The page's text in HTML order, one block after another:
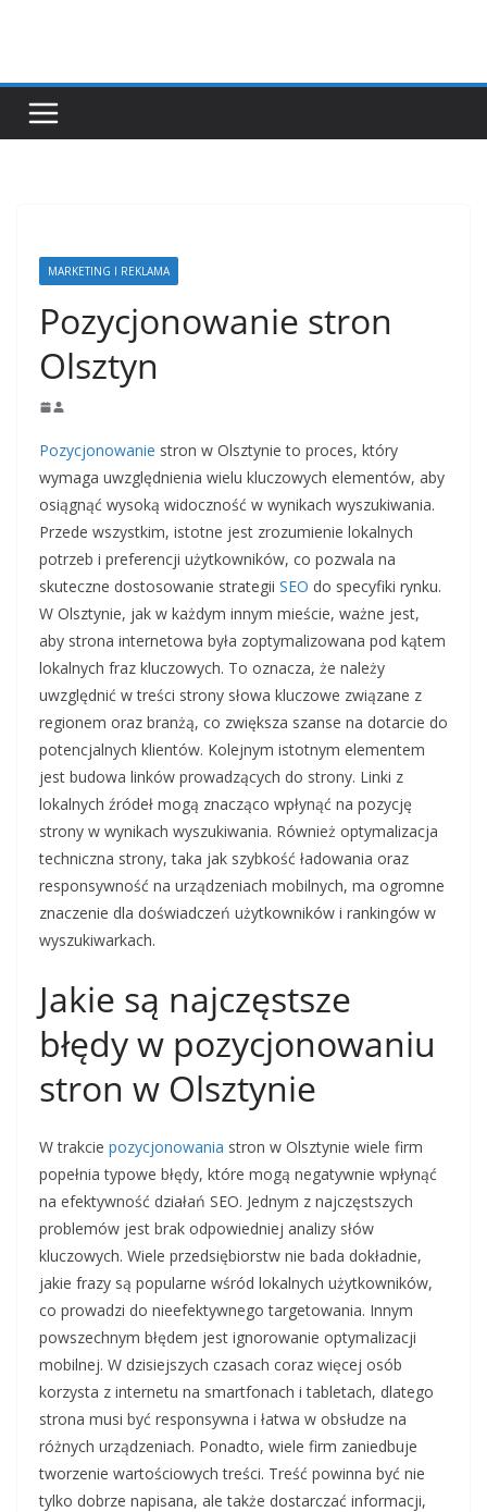
MARKETING I REKLAMA
Pozycjonowanie stron
Olsztyn
Pozycjonowanie stron w Olsztynie to proces, który
wymaga uwzględnienia wielu kluczowych elementów, aby
osiągnąć wysoką widoczność w wynikach wyszukiwania.
Przede wszystkim, istotne jest zrozumienie lokalnych
potrzeb i preferencji użytkowników, co pozwala na
skuteczne dostosowanie strategii SEO do specyfiki rynku.
W Olsztynie, jak w każdym innym mieście, ważne jest,
aby strona internetowa była zoptymalizowana pod kątem
lokalnych fraz kluczowych. To oznacza, że należy
uwzględnić w treści strony słowa kluczowe związane z
regionem oraz branżą, co zwiększa szanse na dotarcie do
potencjalnych klientów. Kolejnym istotnym elementem
jest budowa linków prowadzących do strony. Linki z
lokalnych źródeł mogą znacząco wpłynąć na pozycję
strony w wynikach wyszukiwania. Również optymalizacja
techniczna strony, taka jak szybkość ładowania oraz
responsywność na urządzeniach mobilnych, ma ogromne
znaczenie dla doświadczeń użytkowników i rankingów w
wyszukiwarkach.
Jakie są najczęstsze
błędy w pozycjonowaniu
stron w Olsztynie
W trakcie pozycjonowania stron w Olsztynie wiele firm
popełnia typowe błędy, które mogą negatywnie wpłynąć
na efektywność działań SEO. Jednym z najczęstszych
problemów jest brak odpowiedniej analizy słów
kluczowych. Wiele przedsiębiorstw nie bada dokładnie,
jakie frazy są popularne wśród lokalnych użytkowników,
co prowadzi do nieefektywnego targetowania. Innym
powszechnym błędem jest ignorowanie optymalizacji
mobilnej. W dzisiejszych czasach coraz więcej osób
korzysta z internetu na smartfonach i tabletach, dlatego
strona musi być responsywna i łatwa w obsłudze na
różnych urządzeniach. Ponadto, wiele firm zaniedbuje
tworzenie wartościowych treści. Treść powinna być nie
tylko dobrze napisana, ale także dostarczać informacji,